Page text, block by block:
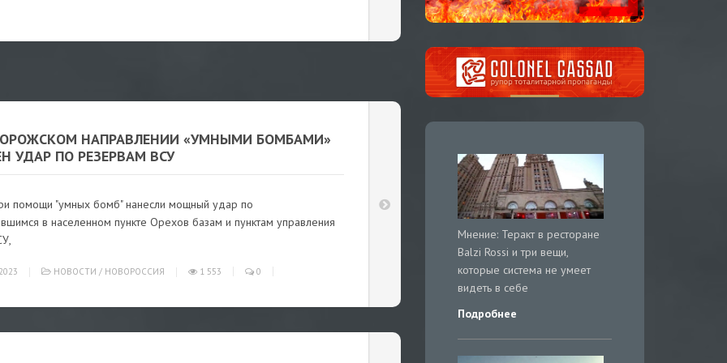
НАПРАВЛЕНИИ «УМНЫМИ БОМБАМИ»
УДАР ПО РЕЗЕРВАМ ВСУ
помощи "умных бомб" нанесли мощный удар по
в населенном пункте Орехов базам и пунктам управления
НОВОСТИ / НОВОРОССИЯ 1 553 0
Мнение: Теракт в ресторане
Balzi Rossi и три вещи,
которые система не умеет
видеть в себе
Подробнее